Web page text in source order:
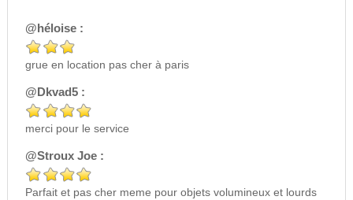
@héloise :
grue en location pas cher à paris
@Dkvad5 :
merci pour le service
@Stroux Joe :
Parfait et pas cher meme pour objets volumineux et lourds